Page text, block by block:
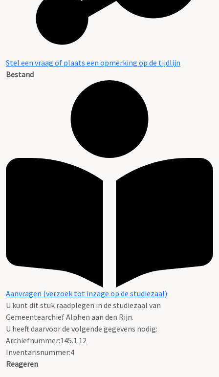
Stel een vraag of plaats een opmerking op de tijdlijn
Bestand
Aanvragen (verzoek tot inzage op de studiezaal)
U kunt dit stuk raadplegen in de studiezaal van
Gemeentearchief Alphen aan den Rijn.
U heeft daarvoor de volgende gegevens nodig:
Archiefnummer:145.1.12
Inventarisnummer:4
Reageren